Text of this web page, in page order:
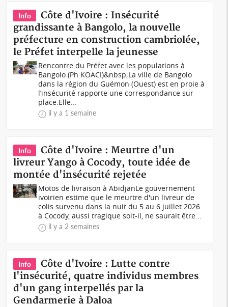
Info
Côte d'Ivoire : Insécurité
grandissante à Bangolo, la nouvelle
préfecture en construction cambriolée,
le Préfet interpelle la jeunesse
Rencontre du Préfet avec les populations à
Bangolo (Ph KOACI)&nbsp;La ville de Bangolo
dans la région du Guémon (Ouest) est en proie à
l’insécurité rapporte une correspondance sur
place.Elle...
il y a 1 semaine
Info
Côte d'Ivoire : Meurtre d'un
livreur Yango à Cocody, toute idée de
montée d'insécurité rejetée
Motos de livraison à AbidjanLe gouvernement
ivoirien estime que le meurtre d'un livreur de
colis survenu dans la nuit du 5 au 6 juillet 2026
à Cocody, aussi tragique soit-il, ne saurait être...
il y a 2 semaines
Info
Côte d'Ivoire : Lutte contre
l'insécurité, quatre individus membres
d'un gang interpellés par la
Gendarmerie à Daloa